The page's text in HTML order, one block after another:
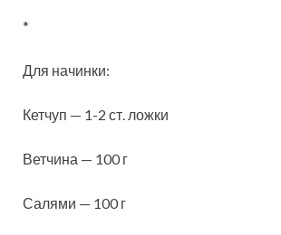
*
Для начинки:
Кетчуп — 1-2 ст. ложки
Ветчина — 100 г
Салями — 100 г